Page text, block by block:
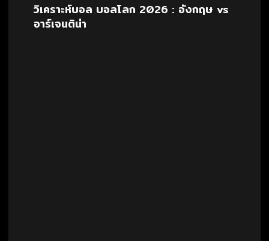
วิเคราะห์บอล บอลโลก 2026 : อังกฤษ vs
อาร์เจนติน่า